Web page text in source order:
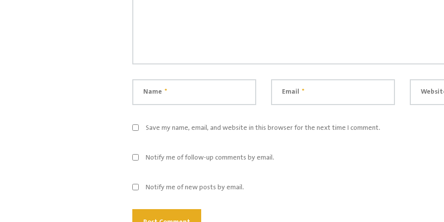
Name * Email *
Save my name, email, and website in this browser for the next time I comment.
Notify me of follow-up comments by email.
Notify me of new posts by email.